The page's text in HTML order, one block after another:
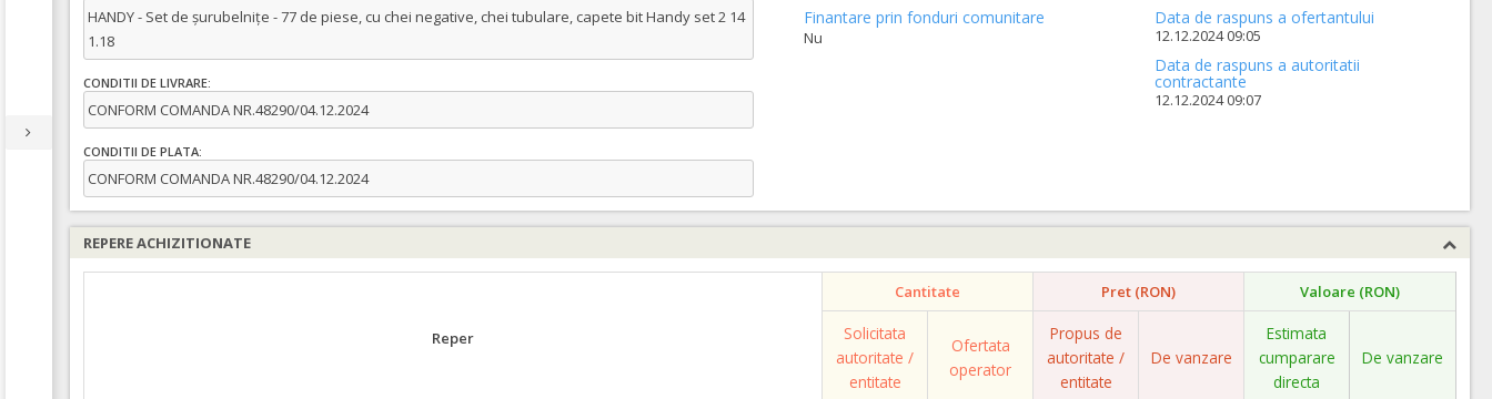
HANDY - Set de șurubelnițe - 77 de piese, cu chei negative, chei tubulare, capete bit Handy set 2 14
1.18
CONDITII DE LIVRARE:
CONFORM COMANDA NR.48290/04.12.2024
CONDITII DE PLATA:
CONFORM COMANDA NR.48290/04.12.2024
Finantare prin fonduri comunitare
Nu
Data de raspuns a ofertantului
12.12.2024 09:05
Data de raspuns a autoritatii
contractante
12.12.2024 09:07
REPERE ACHIZITIONATE
Reper
Cantitate Pret (RON) Valoare (RON)
Solicitata
autoritate /
entitate
Ofertata
operator
Propus de
autoritate /
entitate
De vanzare
Estimata
cumparare
directa
De vanzare